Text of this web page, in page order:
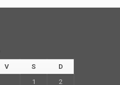
V S
D
1
2